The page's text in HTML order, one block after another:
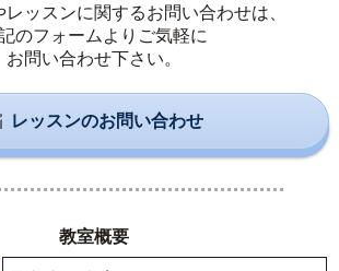
ッスンに関するお問い合わせは、
のフォームよりご気軽に
お問い合わせ下さい。
レッスンのお問い合わせ
教室概要